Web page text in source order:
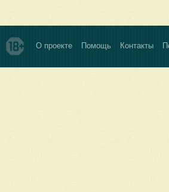
О проекте Помощь Контакты